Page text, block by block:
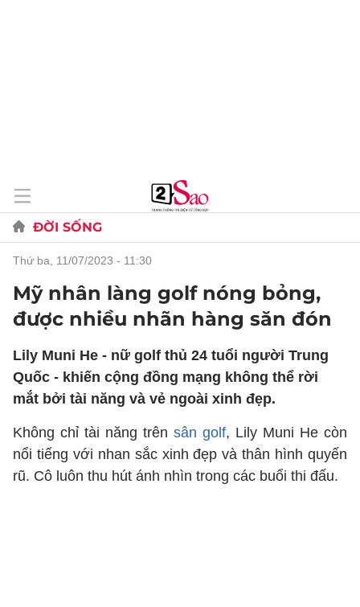
ĐỜI SỐNG
thứ ba, 11/07/2023 - 11:30
Mỹ nhân làng golf nóng bỏng,
được nhiều nhãn hàng săn đón
Lily Muni He - nữ golf thủ 24 tuổi người Trung
Quốc - khiến cộng đồng mạng không thể rời
mắt bởi tài năng và vẻ ngoài xinh đẹp.
Không chỉ tài năng trên sân golf, Lily Muni He còn
nổi tiếng với nhan sắc xinh đẹp và thân hình quyến
rũ. Cô luôn thu hút ánh nhìn trong các buổi thi đấu.